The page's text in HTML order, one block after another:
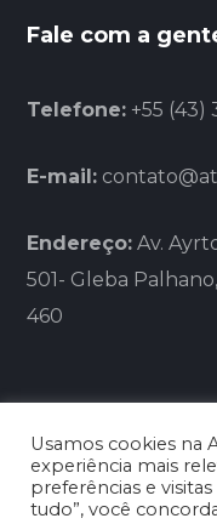
Fale com a
Telefone: +55 (43)
E-mail:
Endereço: Av.
501- Gleba
460
BLG
Usamos cookies na
experiência mais
preferências e
tudo”, você